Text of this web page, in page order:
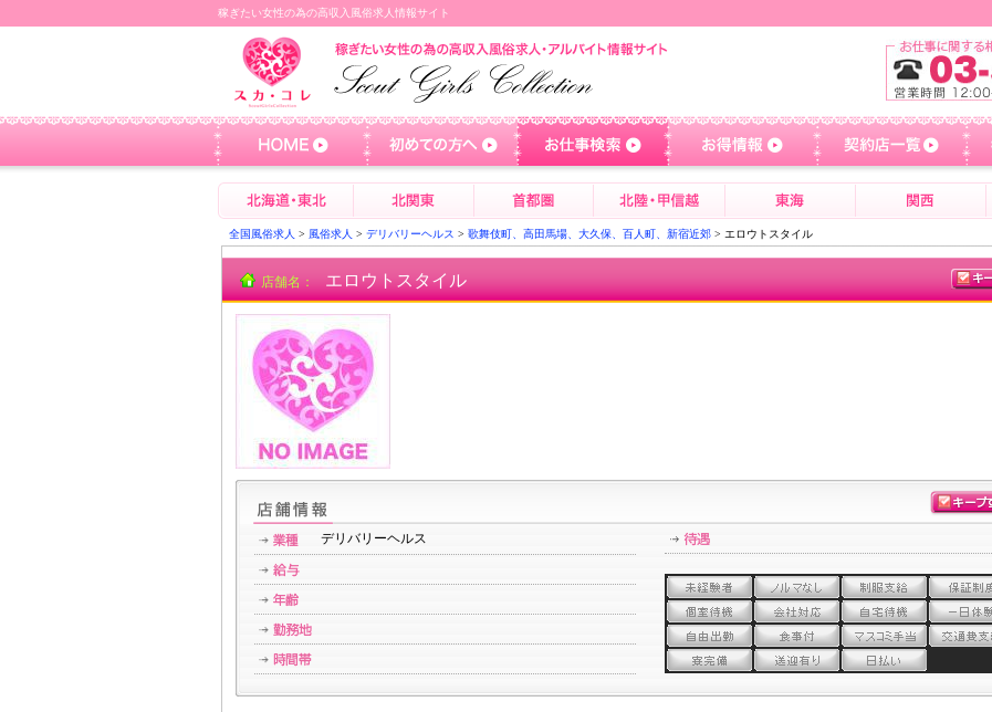
稼ぎたい女性の為の高収入風俗求人情報サイト
全国風俗求人 > 風俗求人 > デリバリーヘルス > 歌舞伎町、高田馬場、大久保、百人町、新宿近郊 > エロウトスタイル
店舗名： エロウトスタイル
デリバリーヘルス